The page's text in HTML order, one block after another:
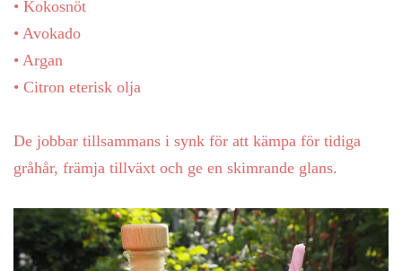
• Kokosnöt
• Avokado
• Argan
• Citron eterisk olja
De jobbar tillsammans i synk för att kämpa för tidiga
gråhår, främja tillväxt och ge en skimrande glans.